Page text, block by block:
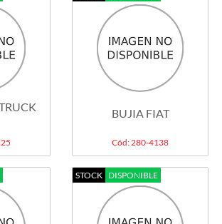
BUJIA FIAT
Cód: 280-4138
STOCK DISPONIBLE